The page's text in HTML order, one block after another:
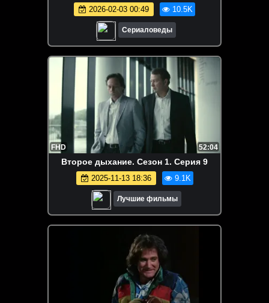
2026-02-03 00:49 10.5K
Сериаловеды
FHD 52:04
Второе дыхание. Сезон 1. Серия 9
2025-11-13 18:36 9.1K
Лучшие фильмы